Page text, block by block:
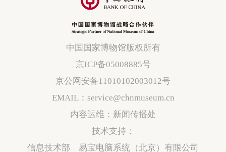
中国国家博物馆版权所有
京ICP备05008885号
京公网安备11010102003012号
EMAIL：service@chnmuseum.cn
内容运维：新闻传播处
技术支持：
信息技术部 易宝电脑系统（北京）有限公司